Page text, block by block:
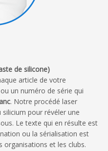
de silicone)
article de votre
un numéro de série qui
. Notre procédé laser
pour révéler une
Le texte qui en résulte est
ou la sérialisation est
organisations et les clubs.